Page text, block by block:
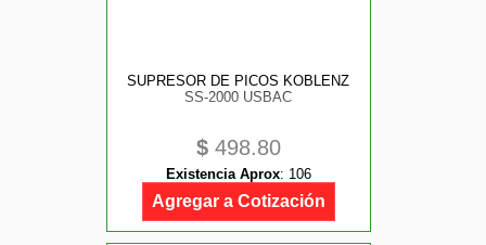
SUPRESOR DE PICOS KOBLENZ
SS-2000 USBAC
$ 498.80
Existencia Aprox: 106
Agregar a Cotización